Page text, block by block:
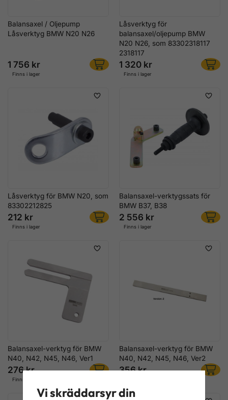
Balansaxel / Oljepump
Låsverktyg BMW N20 N26
1 756 kr
Finns i lager
Låsverktyg för
balansaxel/oljepump BMW
N20 N26, som 83302318117
2318117
1 320 kr
Finns i lager
Låsverktyg för BMW N20, som
83302212825
212 kr
Finns i lager
Balansaxel-verktygssats för
BMW B37, B38
2 556 kr
Finns i lager
Balansaxel-verktyg för BMW
N40, N42, N45, N46, Ver1
276 kr
Finns i lager
Balansaxel-verktyg för BMW
N40, N42, N45, N46, Ver2
356 kr
Vi skräddarsyr din